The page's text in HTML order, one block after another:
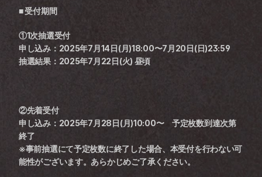
■ 受付期間
①1次抽選受付
申し込み：2025年7月14日(月)18:00〜7月20日(日)23:59
抽選結果：2025年7月22日(火) 昼頃
②先着受付
申し込み：2025年7月28日(月)10:00〜　予定枚数到達次第
終了
※事前抽選にて予定枚数に終了した場合、本受付を行わない可
能性がございます。あらかじめご了承ください。